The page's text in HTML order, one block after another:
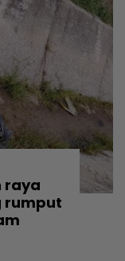
raya
rumput